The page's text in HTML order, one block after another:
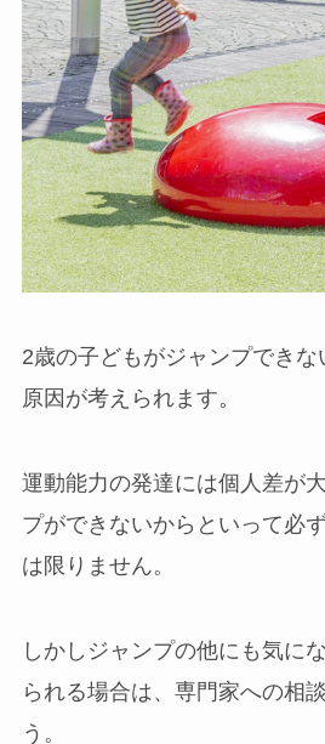
2歳の子どもがジャンプでき
原因が考えられます。
運動能力の発達には個人差が
プができないからといって必
は限りません。
しかしジャンプの他にも気に
られる場合は、専門家への相
う。